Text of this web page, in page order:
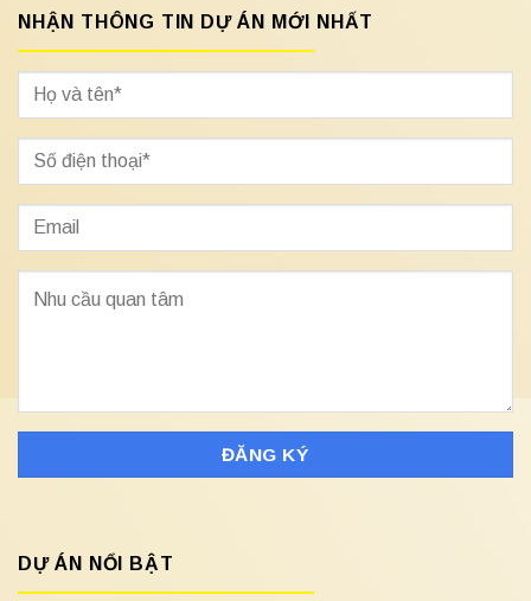
NHẬN THÔNG TIN DỰ ÁN MỚI NHẤT
DỰ ÁN NỔI BẬT